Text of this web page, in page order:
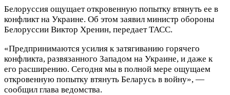
Белоруссия ощущает откровенную попытку втянуть ее в
конфликт на Украине. Об этом заявил министр обороны
Белоруссии Виктор Хренин, передает ТАСС.
«Предпринимаются усилия к затягиванию горячего
конфликта, развязанного Западом на Украине, и даже к
его расширению. Сегодня мы в полной мере ощущаем
откровенную попытку втянуть Беларусь в войну», —
сообщил глава ведомства.